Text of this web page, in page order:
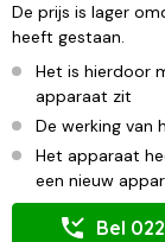
De prijs is lager
heeft gestaan.
Het is hierdoor
apparaat zit
De werking van
Het apparaat
een nieuw
Bel